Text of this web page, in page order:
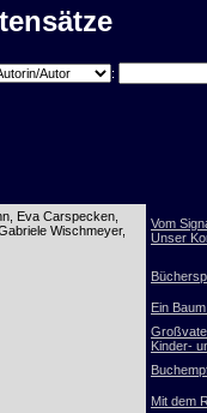
:
Eva Carspecken,
Wischmeyer,
Vom
Unser
Ein
Kinder-
Mit dem